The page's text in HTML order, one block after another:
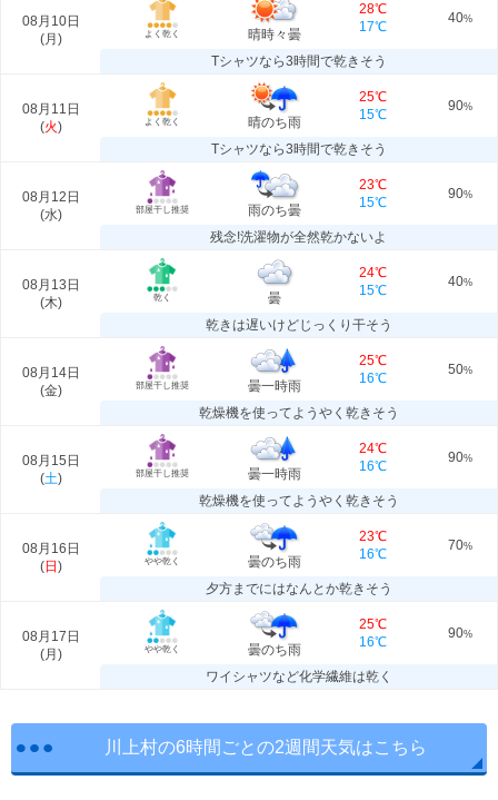
08月10日
(月 ) よく乾く 晴時々曇
28℃
17℃
40%
Tシャツなら3時間で乾きそう
08月11日
(火) よく乾く 晴のち雨
25℃
15℃
90%
Tシャツなら3時間で乾きそう
08月12日
(水) 部屋干し推奨 雨のち曇
23℃
15℃
90%
残念!洗濯物が全然乾かないよ
08月13日
(木) 乾く 曇
24℃
15℃
40%
乾きは遅いけどじっくり干そう
08月14日
(金) 部屋干し推奨 曇一時雨
25℃
16℃
50%
乾燥機を使ってようやく乾きそう
08月15日
(土) 部屋干し推奨 曇一時雨
24℃
16℃
90%
乾燥機を使ってようやく乾きそう
08月16日
(日 ) やや乾く 曇のち雨
23℃
16℃
70%
夕方までにはなんとか乾きそう
08月17日
(月 ) やや乾く 曇のち雨
25℃
16℃
90%
ワイシャツなど化学繊維は乾く
川上村の6時間ごとの2週間天気はこちら